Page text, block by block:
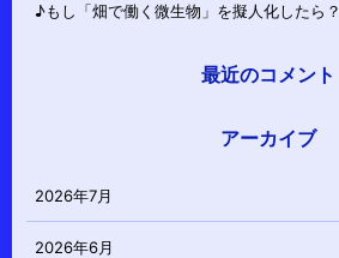
♪もし「畑で働く微生物」を擬人化したら？
最近のコメント
アーカイブ
2026年7月
2026年6月